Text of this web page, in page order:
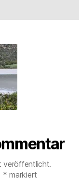
veröffentlicht.
* markiert